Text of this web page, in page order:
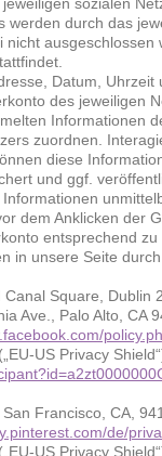
werden durch das
Datum,
des jeweiligen
Informationen
zuordnen.
diese
und ggf.
dem Anklicken der
entsprechend
in unsere Seite
Square, Dublin
Ave., Palo Alto, CA
US Privacy
Francisco, CA,
de/
US Privacy